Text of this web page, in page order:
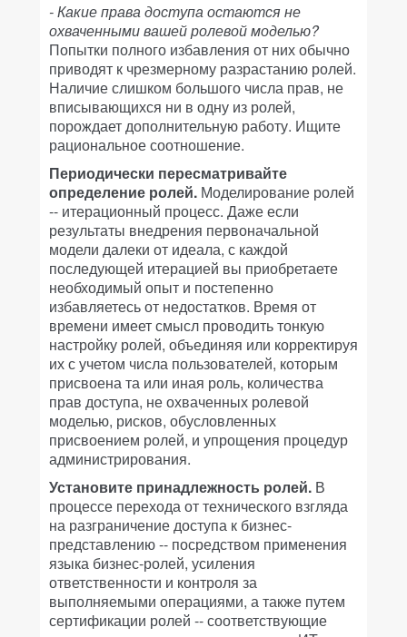
- Какие права доступа остаются не
охваченными вашей ролевой моделью?
Попытки полного избавления от них обычно
приводят к чрезмерному разрастанию ролей.
Наличие слишком большого числа прав, не
вписывающихся ни в одну из ролей,
порождает дополнительную работу. Ищите
рациональное соотношение.
Периодически пересматривайте
определение ролей. Моделирование ролей
-- итерационный процесс. Даже если
результаты внедрения первоначальной
модели далеки от идеала, с каждой
последующей итерацией вы приобретаете
необходимый опыт и постепенно
избавляетесь от недостатков. Время от
времени имеет смысл проводить тонкую
настройку ролей, объединяя или корректируя
их с учетом числа пользователей, которым
присвоена та или иная роль, количества
прав доступа, не охваченных ролевой
моделью, рисков, обусловленных
присвоением ролей, и упрощения процедур
администрирования.
Установите принадлежность ролей. В
процессе перехода от технического взгляда
на разграничение доступа к бизнес-
представлению -- посредством применения
языка бизнес-ролей, усиления
ответственности и контроля за
выполняемыми операциями, а также путем
сертификации ролей -- соответствующие